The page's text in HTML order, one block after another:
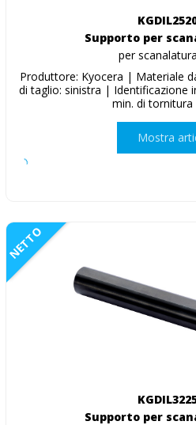
Supporto per
per
Produttore: Kyocera | Materiale
di taglio: sinistra | Identificazione
min. di tornitura
Mostra
NETTO
Supporto per